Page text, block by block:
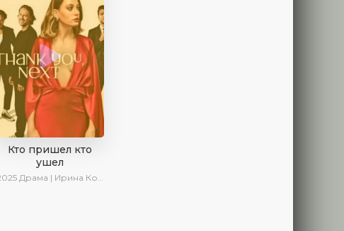
Кто пришел кто
ушел
Драма | Ирина Котова | Новинки | Сериалы 2025